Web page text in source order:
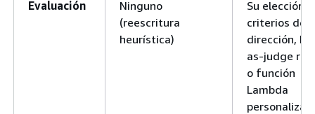
Evaluación
Ninguno
(reescritura
heurística)
Su elección:
criterios de
dirección,
as-judge
o función
Lambda